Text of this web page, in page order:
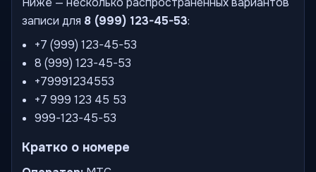
записи для 8 (999) 123-45-53:
+7 (999) 123-45-53
8 (999) 123-45-53
+79991234553
+7 999 123 45 53
999-123-45-53
Кратко о номере